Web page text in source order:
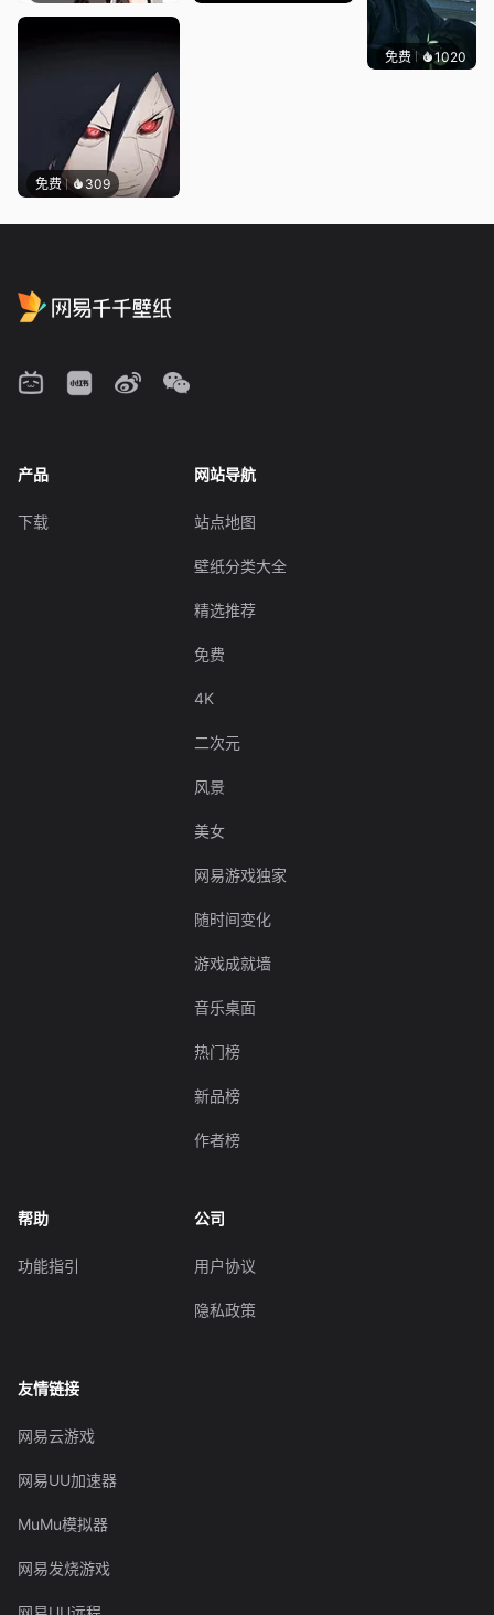
免费 309
免费 1020辰东
产品
下载
网站导航
站点地图
壁纸分类大全
精选推荐
免费
4K
二次元
风景
美女
网易游戏独家
随时间变化
游戏成就墙
音乐桌面
热门榜
新品榜
作者榜
帮助
功能指引
公司
用户协议
隐私政策
友情链接
网易云游戏
网易UU加速器
MuMu模拟器
网易发烧游戏